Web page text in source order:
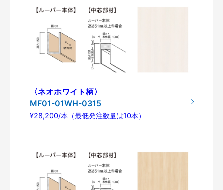
〈ネオホワイト柄〉
MF01-01WH-0315
¥28,200/本（最低発注数量は10本）